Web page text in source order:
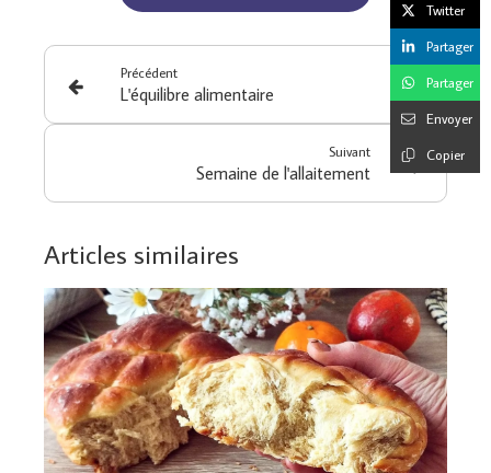
Précédent
L'équilibre alimentaire
Suivant
Semaine de l'allaitement
Articles similaires
Twitter
Partager
Partager
Envoyer
Copier